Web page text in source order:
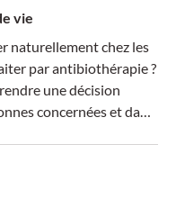
vie
naturellement chez les
par antibiothérapie ?
une décision
concernées et dans